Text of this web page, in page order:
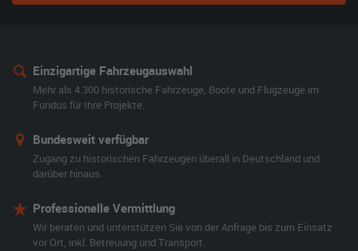
Einzigartige Fahrzeugauswahl
Mehr als 4.300 historische Fahrzeuge, Boote und Flugzeuge im
Fundus für Ihre Projekte.
Bundesweit verfügbar
Zugang zu historischen Fahrzeugen überall in Deutschland und
darüber hinaus.
Professionelle Vermittlung
Wir beraten und unterstützen Sie von der Anfrage bis zum Einsatz
vor Ort, inkl. Betreuung und Transport.